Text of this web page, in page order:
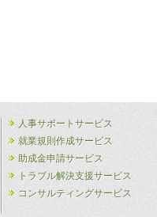
人事サポートサービス
就業規則作成サービス
助成金申請サービス
トラブル解決支援サービス
コンサルティングサービス